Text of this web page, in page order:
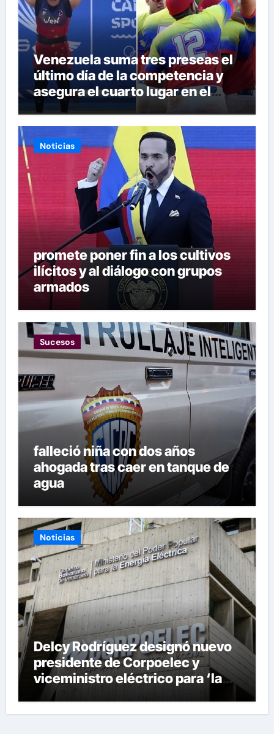
Venezuela suma tres preseas el
último día de la competencia y
asegura el cuarto lugar en el
premiación de los Juegos CAC
2026
Noticias
promete poner fin a los cultivos
ilícitos y al diálogo con grupos
armados
Sucesos
falleció niña con dos años
ahogada tras caer en tanque de
agua
Noticias
Delcy Rodríguez designó nuevo
presidente de Corpoelec y
viceministro eléctrico para ‘la
recuperación del servicio’